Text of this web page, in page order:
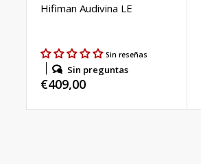
Hifiman Audivina LE
Sin reseñas
Sin preguntas
Precio
€409,00